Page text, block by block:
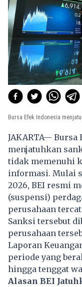
Bursa Efek Indonesia
JAKARTA— Bursa
menjatuhkan
tidak memenuhi
informasi. Mulai
2026, BEI resmi
(suspensi)
perusahaan
Sanksi tersebut
perusahaan
Laporan
periode yang
hingga tenggat
Alasan BEI